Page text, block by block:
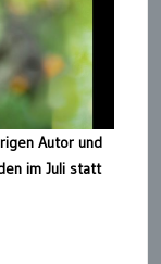
Autor und
im Juli statt